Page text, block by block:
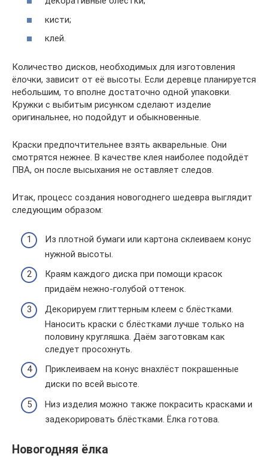
кисти;
клей.
Количество дисков, необходимых для изготовления
ёлочки, зависит от её высоты. Если деревце планируется
небольшим, то вполне достаточно одной упаковки.
Кружки с выбитым рисунком сделают изделие
оригинальнее, но подойдут и обыкновенные.
Краски предпочтительнее взять акварельные. Они
смотрятся нежнее. В качестве клея наиболее подойдёт
ПВА, он после высыхания не оставляет следов.
Итак, процесс создания новогоднего шедевра выглядит
следующим образом:
Из плотной бумаги или картона склеиваем конус
нужной высоты.
Краям каждого диска при помощи красок
придаём нежно-голубой оттенок.
Декорируем глиттерным клеем с блёстками.
Наносить краски с блёстками лучше только на
половину кругляшка. Даём заготовкам как
следует просохнуть.
Приклеиваем на конус внахлёст покрашенные
диски по всей высоте.
Низ изделия можно также покрасить красками и
задекорировать блёстками. Ёлка готова.
Новогодняя ёлка